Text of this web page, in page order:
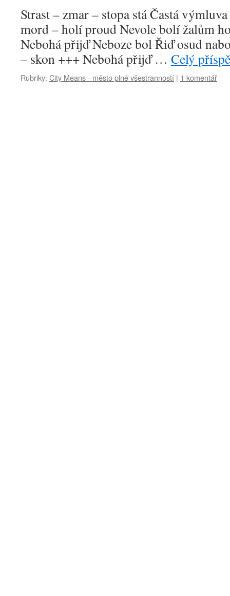
Strast – zmar – stopa stá Častá
mord – holí proud Nevole bolí žalům
Nebohá přijď Neboze bol Řiď osud
– skon +++ Nebohá přijď … Celý
Rubriky: City Means - město plné všestranností | 1 komentář